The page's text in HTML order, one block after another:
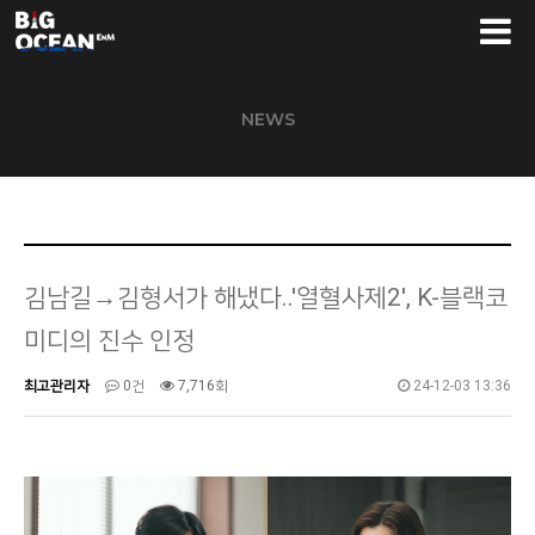
NEWS
김남길→김형서가 해냈다..'열혈사제2', K-블랙코
미디의 진수 인정
최고관리자 0건 7,716회 24-12-03 13:36